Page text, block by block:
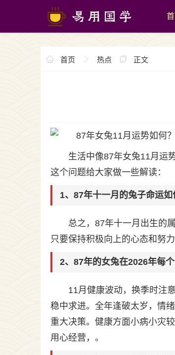
首页 热点 正文
生活中像87年女兔11月运
这个问题给大家做一些解读：
1、87年十一月的兔子命运如
总之，87年十一月出生的
只要保持积极向上的心态和努
2、87年的女兔在2026年每
11月健康波动，换季时注
稳中求进。全年逢破太岁，情
重大决策。健康方面小病小灾
用心经营，。